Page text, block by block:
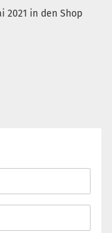
2021 in den Shop